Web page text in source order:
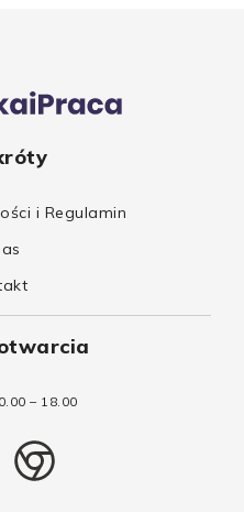
i Regulamin
– 18.00